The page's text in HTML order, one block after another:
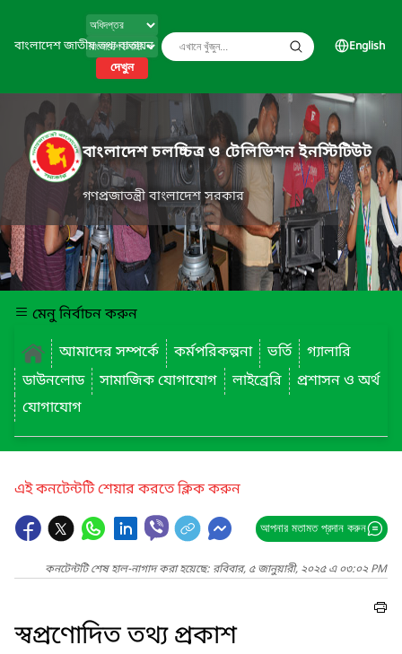
বাংলাদেশ জাতীয় তথ্য বাতায়ন
দেখুন
English
বাংলাদেশ চলচ্চিত্র ও টেলিভিশন ইনস্টিটিউট
গণপ্রজাতন্ত্রী বাংলাদেশ সরকার
মেনু নির্বাচন করুন
আমাদের সম্পর্কে
কর্মপরিকল্পনা ভর্তি
গ্যালারি
ডাউনলোড
সামাজিক যোগাযোগ লাইব্রেরি
প্রশাসন ও অর্থ
যোগাযোগ
এই কনটেন্টটি শেয়ার করতে ক্লিক করুন
আপনার মতামত প্রদান করুন
কনটেন্টটি শেষ হাল-নাগাদ করা হয়েছে: রবিবার, ৫ জানুয়ারী, ২০২৫ এ ০৩:০২ PM
স্বপ্রণোদিত তথ্য প্রকাশ